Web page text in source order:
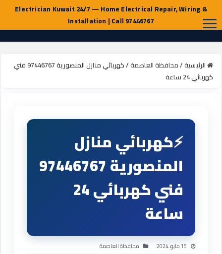
الرئيسية/محافظة العاصمة/
كهربائي منازل المنصورية 97446767 فني
كهربائي 24 ساعة
كهربائي منازل
المنصورية 97446767
فني كهربائي 24
ساعة
15 مايو، 2024 محافظة العاصمة